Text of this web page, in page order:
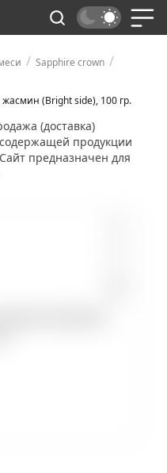
/ Sapphire crown /
(Bright side), 100 гр.
(доставка)
продукции
предназначен для